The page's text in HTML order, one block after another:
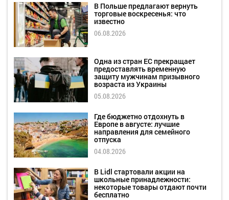
В Польше предлагают вернуть
торговые воскресенья: что
известно
06.08.2026
Одна из стран ЕС прекращает
предоставлять временную
защиту мужчинам призывного
возраста из Украины
05.08.2026
Где бюджетно отдохнуть в
Европе в августе: лучшие
направления для семейного
отпуска
04.08.2026
В Lidl стартовали акции на
школьные принадлежности:
некоторые товары отдают почти
бесплатно